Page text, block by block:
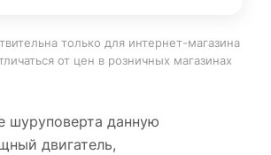
только для интернет-магазина
от цен в розничных магазинах
шуруповерта данную
двигатель,